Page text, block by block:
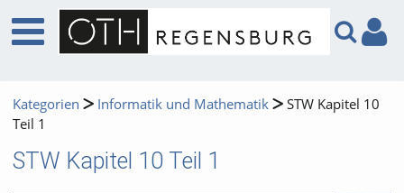
Kategorien Informatik und Mathematik
STW Kapitel 10
Teil 1
STW Kapitel 10 Teil 1